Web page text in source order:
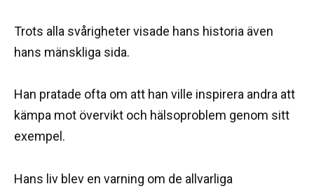
Trots alla svårigheter visade hans historia även
hans mänskliga sida.
Han pratade ofta om att han ville inspirera andra att
kämpa mot övervikt och hälsoproblem genom sitt
exempel.
Hans liv blev en varning om de allvarliga